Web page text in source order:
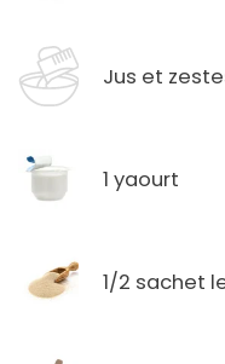
Jus et
1 yaourt
1/2 sachet